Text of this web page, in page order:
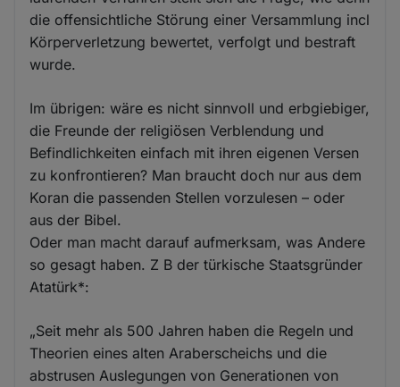
die offensichtliche Störung einer Versammlung incl
Körperverletzung bewertet, verfolgt und bestraft
wurde.
Im übrigen: wäre es nicht sinnvoll und erbgiebiger,
die Freunde der religiösen Verblendung und
Befindlichkeiten einfach mit ihren eigenen Versen
zu konfrontieren? Man braucht doch nur aus dem
Koran die passenden Stellen vorzulesen – oder
aus der Bibel.
Oder man macht darauf aufmerksam, was Andere
so gesagt haben. Z B der türkische Staatsgründer
Atatürk*:
„Seit mehr als 500 Jahren haben die Regeln und
Theorien eines alten Araberscheichs und die
abstrusen Auslegungen von Generationen von